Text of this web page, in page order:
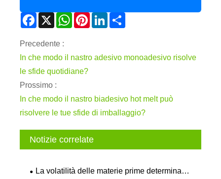
Facebook
X WhatsAppPinterestLinkedIn
Precedente :
In che modo il nastro adesivo monoadesivo risolve
le sfide quotidiane?
Prossimo :
In che modo il nastro biadesivo hot melt può
risolvere le tue sfide di imballaggio?
Notizie correlate
La volatilità delle materie prime determina